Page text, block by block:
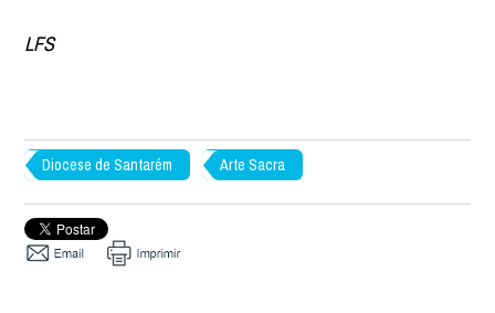
LFS
Diocese de Santarém Arte Sacra